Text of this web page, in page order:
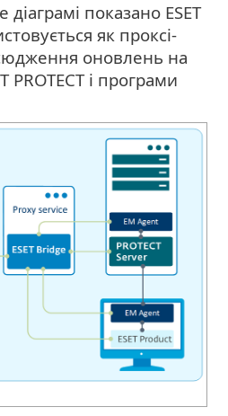
показано ESET
як проксі-
оновлень на
PROTECT і програми